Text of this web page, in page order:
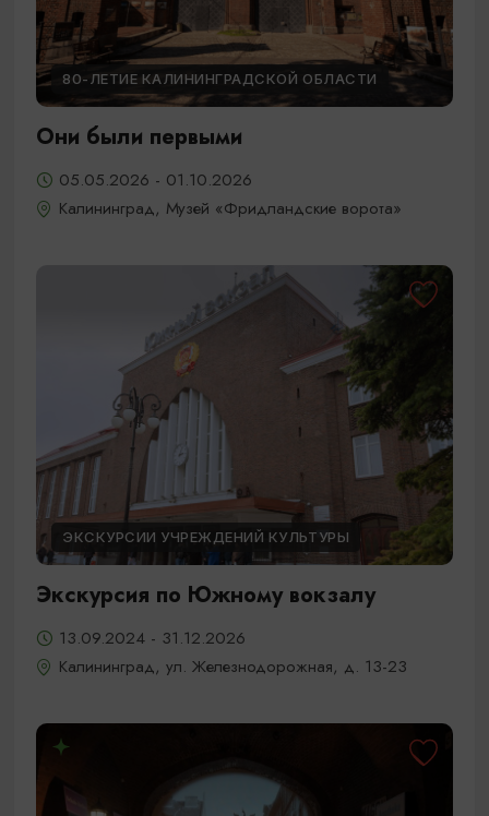
80-ЛЕТИЕ КАЛИНИНГРАДСКОЙ ОБЛАСТИ
Они были первыми
05.05.2026 - 01.10.2026
Калининград, Музей «Фридландские ворота»
ЭКСКУРСИИ УЧРЕЖДЕНИЙ КУЛЬТУРЫ
Экскурсия по Южному вокзалу
13.09.2024 - 31.12.2026
Калининград, ул. Железнодорожная, д. 13-23